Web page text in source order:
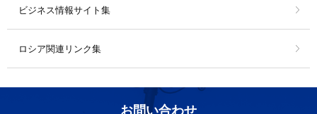
ビジネス情報サイト集
ロシア関連リンク集
お問い合わせ